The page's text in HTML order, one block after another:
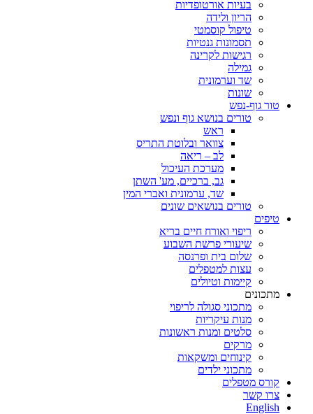
בעיות אורטופדיות
הריון ולידה
טיפול קוסמטי
תסמונות גנטיות
רגישות לקרינה
גמילה
שד וערמונית
שונות
טור גוף-נפש
טורים בנושא גוף ונפש
ראש
צוואר ובלוטת התריס
לב – ריאה
מערכת העיכול
גב, ברכיים, מע' השתן
שד, ערמונית ואברי המין
טורים בנושאים שונים
טיפים
ריפוי ואורח חיים בריא
שיעורי פרשת השבוע
שלום בית ופרנסה
עצות למטפלים
קיימות וטיולים
מתכונים
מתכוני סגולה לריפוי
מנות עיקריות
סלטים ומנות ראשונות
מרקים
קינוחים ומשקאות
מתכוני ילדים
קורס מטפלים
צרו קשר
English